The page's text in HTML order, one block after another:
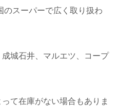
のスーパーで広く取り扱わ
城石井、マルエツ、コープ
て在庫がない場合もありま